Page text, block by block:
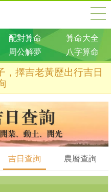
配對算命
算命大全
周公解夢 八字算命
，擇吉老黃歷出行吉日
吉日查詢 農曆查詢